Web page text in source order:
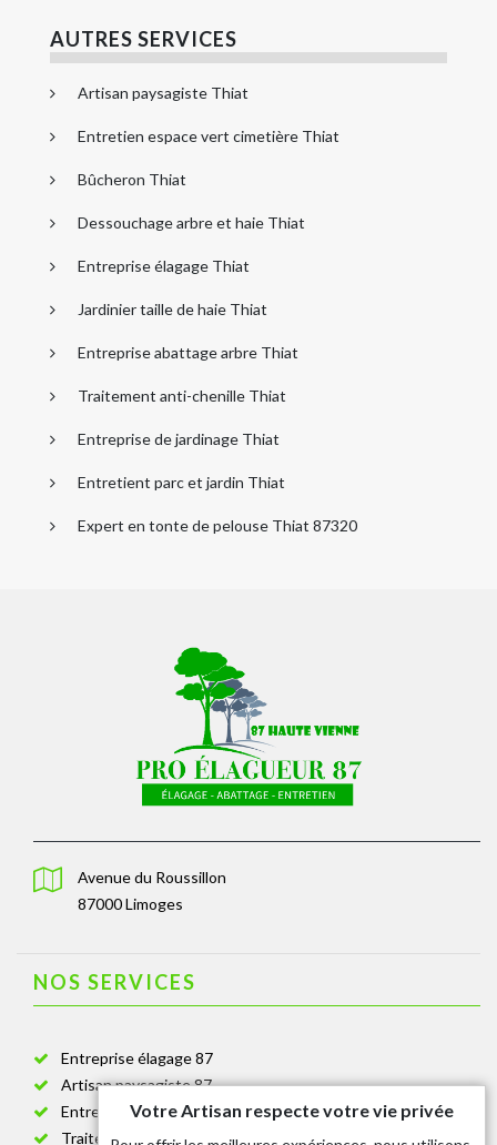
AUTRES SERVICES
Artisan paysagiste Thiat
Entretien espace vert cimetière Thiat
Bûcheron Thiat
Dessouchage arbre et haie Thiat
Entreprise élagage Thiat
Jardinier taille de haie Thiat
Entreprise abattage arbre Thiat
Traitement anti-chenille Thiat
Entreprise de jardinage Thiat
Entretient parc et jardin Thiat
Expert en tonte de pelouse Thiat 87320
Avenue du Roussillon
87000 Limoges
NOS SERVICES
Entreprise élagage 87
Artisan paysagiste 87
Entreprise de jardinage 87
Traitement anti-chenille 87
Votre Artisan respecte votre vie privée